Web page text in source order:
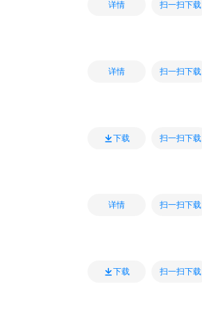
详情 扫一扫下载
详情 扫一扫下载
下载 扫一扫下载
详情 扫一扫下载
下载 扫一扫下载